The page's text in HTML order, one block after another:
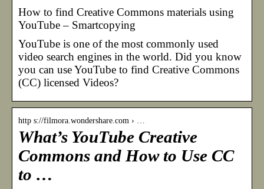
How to find Creative Commons materials using
YouTube – Smartcopying
YouTube is one of the most commonly used
video search engines in the world. Did you know
you can use YouTube to find Creative Commons
(CC) licensed Videos?
http s://filmora.wondershare.com › …
What’s YouTube Creative
Commons and How to Use CC
to …